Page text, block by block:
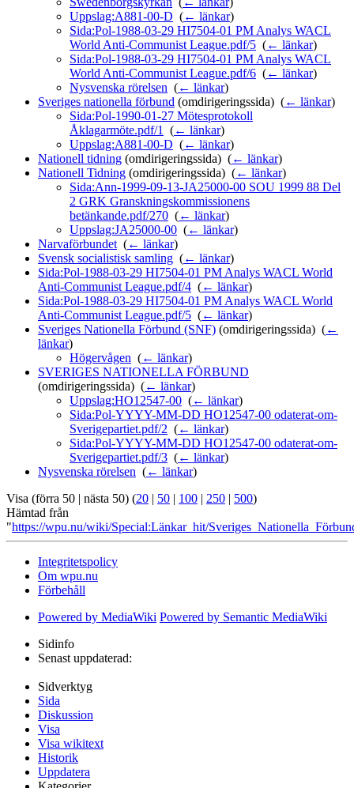
Uppslag:A881-00-D (← länkar)
Sida:Pol-1988-03-29 HI7504-01 PM Analys WACL
World Anti-Communist League.pdf/5 (← länkar)
Sida:Pol-1988-03-29 HI7504-01 PM Analys WACL
World Anti-Communist League.pdf/6 (← länkar)
Nysvenska rörelsen (← länkar)
Sveriges nationella förbund (omdirigeringssida) ‎ (← länkar)
Sida:Pol-1990-01-27 Mötesprotokoll
Åklagarmöte.pdf/1
(← länkar)
Uppslag:A881-00-D (← länkar)
Nationell tidning (omdirigeringssida) ‎ (← länkar)
Nationell Tidning (omdirigeringssida) ‎ (← länkar)
Sida:Ann-1999-09-13-JA25000-00 SOU 1999 88 Del
2 GRK Granskningskommissionens
betänkande.pdf/270 (← länkar)
Uppslag:JA25000-00 (← länkar)
Narvaförbundet (← länkar)
Svensk socialistisk samling (← länkar)
Sida:Pol-1988-03-29 HI7504-01 PM Analys WACL World
Anti-Communist League.pdf/4 (← länkar)
Sida:Pol-1988-03-29 HI7504-01 PM Analys WACL World
Anti-Communist League.pdf/5 (← länkar)
Sveriges Nationella Förbund (SNF) (omdirigeringssida) ‎ (←
länkar)
Högervågen (← länkar)
SVERIGES NATIONELLA FÖRBUND
(omdirigeringssida) ‎ (← länkar)
Uppslag:HO12547-00 (← länkar)
Sida:Pol-YYYY-MM-DD HO12547-00 odaterat-om-
Sverigepartiet.pdf/2 (← länkar)
Sida:Pol-YYYY-MM-DD HO12547-00 odaterat-om-
Sverigepartiet.pdf/3 (← länkar)
Nysvenska rörelsen (← länkar)
Visa (förra 50 | nästa 50) (20 | 50 | 100 | 250 | 500)
Hämtad från
"https://wpu.nu/wiki/Special:Länkar_hit/
Integritetspolicy
Om wpu.nu
Förbehåll
Powered by MediaWiki Powered by Semantic MediaWiki
Sidinfo
Senast uppdaterad:
Sidverktyg
Sida
Diskussion
Visa
Visa wikitext
Historik
Uppdatera